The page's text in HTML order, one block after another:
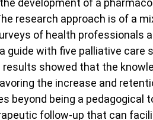
development of a
research approach is of a
of health professionals
guide with five palliative care
showed that the
the increase and
beyond being a pedagogical
follow-up that can